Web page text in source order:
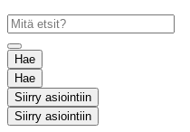
Hae
Hae
Siirry asiointiin
Siirry asiointiin